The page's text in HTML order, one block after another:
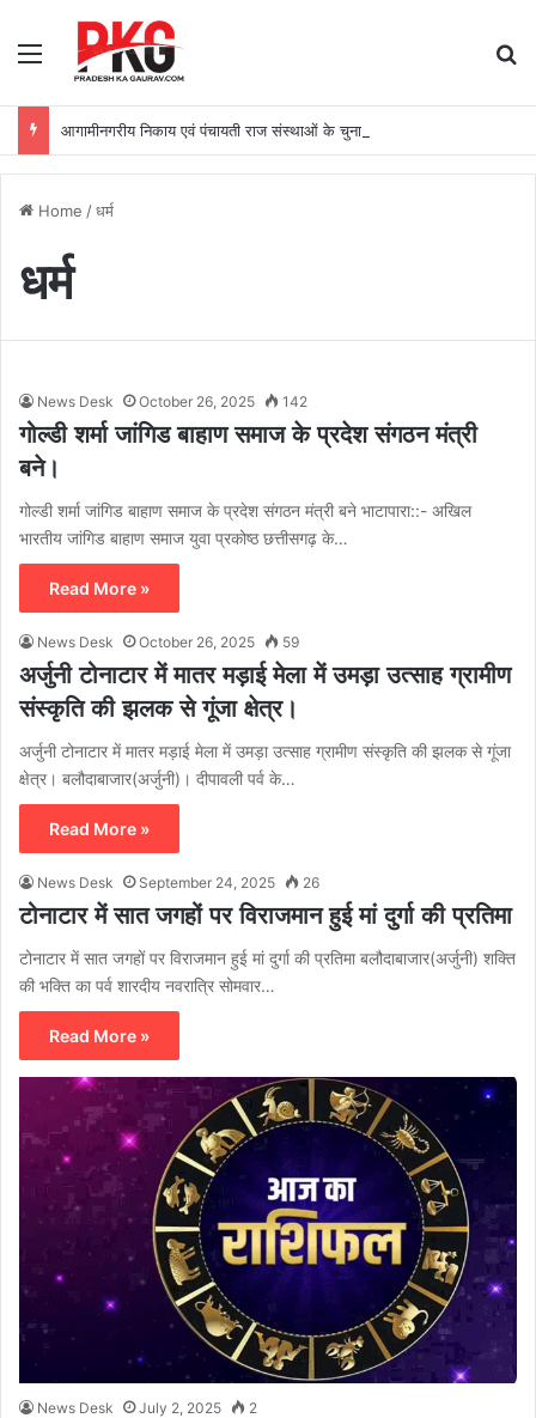
Menu
Home /धर्म
धर्म
News Desk October 26, 2025 142
गोल्डी शर्मा जांगिड बाहाण समाज के प्रदेश संगठन मंत्री
बने।
गोल्डी शर्मा जांगिड बाहाण समाज के प्रदेश संगठन मंत्री बने भाटापारा::- अखिल
भारतीय जांगिड बाहाण समाज युवा प्रकोष्ठ छत्तीसगढ़ के…
Read More »
News Desk October 26, 2025 59
अर्जुनी टोनाटार में मातर मड़ाई मेला में उमड़ा उत्साह ग्रामीण
संस्कृति की झलक से गूंजा क्षेत्र।
अर्जुनी टोनाटार में मातर मड़ाई मेला में उमड़ा उत्साह ग्रामीण संस्कृति की झलक से गूंजा
क्षेत्र। बलौदाबाजार(अर्जुनी)। दीपावली पर्व के…
Read More »
News Desk September 24, 2025 26
टोनाटार में सात जगहों पर विराजमान हुई मां दुर्गा की प्रतिमा
टोनाटार में सात जगहों पर विराजमान हुई मां दुर्गा की प्रतिमा बलौदाबाजार(अर्जुनी) शक्ति
की भक्ति का पर्व शारदीय नवरात्रि सोमवार…
Read More »
News Desk July 2, 2025 2